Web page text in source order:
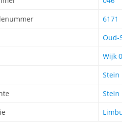
6171
Oud-
Wijk
Stein
Stein